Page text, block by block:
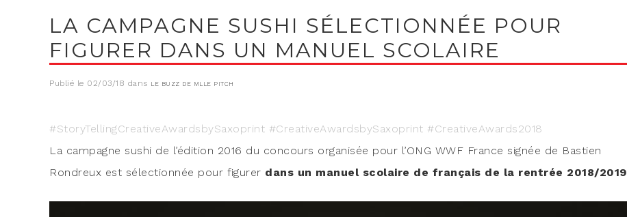
LA CAMPAGNE SUSHI SÉLECTIONNÉE POUR
FIGURER DANS UN MANUEL SCOLAIRE
Publié le 02/03/18 dans LE BUZZ DE MLLE PITCH
#Sto­ry­Tel­ling­Crea­ti­veA­ward­sby­Saxo­print #Crea­ti­veA­ward­sby­Saxo­print #CreativeAwards2018
La cam­pagne sushi de l’é­di­tion 2016 du concours orga­ni­sée pour l’ONG WWF France signée de Bas­tien
Ron­dreux est sélec­tion­née pour figu­rer dans un manuel sco­laire de fran­çais de la ren­trée 2018/2019